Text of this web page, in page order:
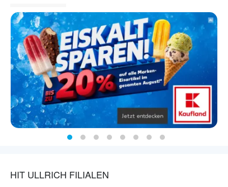
HIT ULLRICH FILIALEN